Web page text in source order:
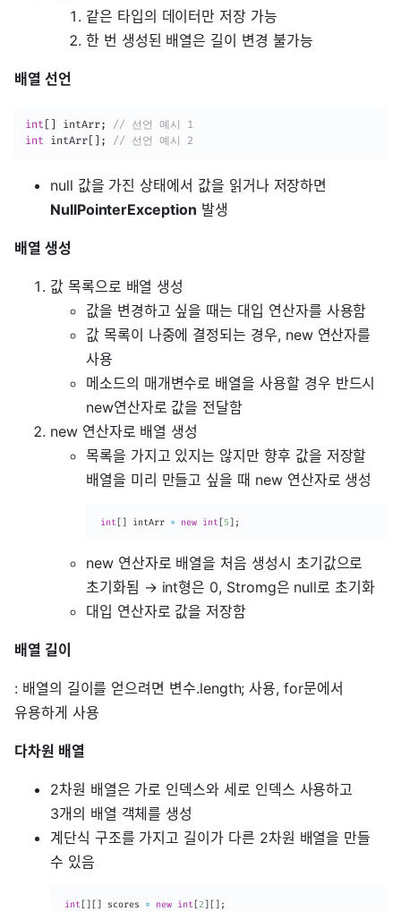
같은 타입의 데이터만 저장 가능
한 번 생성된 배열은 길이 변경 불가능
배열 선언
int [ ] intArr;
// 선언 예시 1
int intArr[ ] ; // 선언 예시 2
null 값을 가진 상태에서 값을 읽거나 저장하면
NullPointerException 발생
배열 생성
값 목록으로 배열 생성
값을 변경하고 싶을 때는 대입 연산자를 사용함
값 목록이 나중에 결정되는 경우, new 연산자를
사용
메소드의 매개변수로 배열을 사용할 경우 반드시
new연산자로 값을 전달함
new 연산자로 배열 생성
목록을 가지고 있지는 않지만 향후 값을 저장할
배열을 미리 만들고 싶을 때 new 연산자로 생성
int [] intArr = new int [5] ;
new 연산자로 배열을 처음 생성시 초기값으로
초기화됨 → int형은 0, Stromg은 null로 초기화
대입 연산자로 값을 저장함
배열 길이
: 배열의 길이를 얻으려면 변수.length; 사용, for문에서
유용하게 사용
다차원 배열
2차원 배열은 가로 인덱스와 세로 인덱스 사용하고
3개의 배열 객체를 생성
계단식 구조를 가지고 길이가 다른 2차원 배열을 만들
수 있음
int [] [] scores = new int [2] [] ;